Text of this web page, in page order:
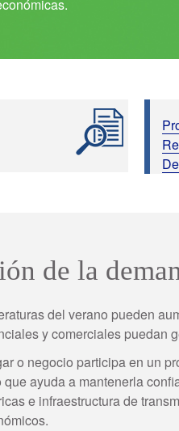
de la
del verano pueden
y comerciales puedan
o negocio participa en un
que ayuda a mantenerla
e infraestructura de